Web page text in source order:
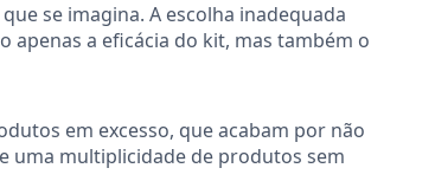
se imagina. A escolha inadequada
apenas a eficácia do kit, mas também o
em excesso, que acabam por não
uma multiplicidade de produtos sem